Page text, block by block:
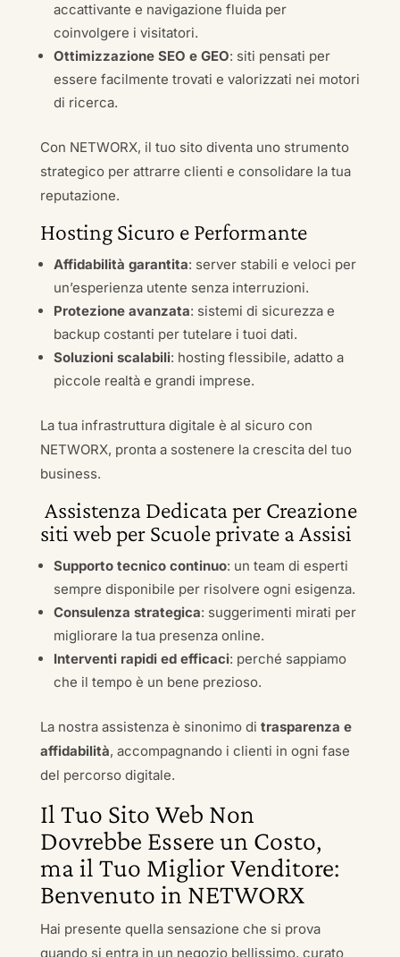
accattivante e navigazione fluida per
coinvolgere i visitatori.
Ottimizzazione SEO e GEO: siti pensati per
essere facilmente trovati e valorizzati nei motori
di ricerca.
Con NETWORX, il tuo sito diventa uno strumento
strategico per attrarre clienti e consolidare la tua
reputazione.
Hosting Sicuro e Performante
Affidabilità garantita: server stabili e veloci per
un’esperienza utente senza interruzioni.
Protezione avanzata: sistemi di sicurezza e
backup costanti per tutelare i tuoi dati.
Soluzioni scalabili: hosting flessibile, adatto a
piccole realtà e grandi imprese.
La tua infrastruttura digitale è al sicuro con
NETWORX, pronta a sostenere la crescita del tuo
business.
Assistenza Dedicata per Creazione
siti web per Scuole private a Assisi
Supporto tecnico continuo: un team di esperti
sempre disponibile per risolvere ogni esigenza.
Consulenza strategica: suggerimenti mirati per
migliorare la tua presenza online.
Interventi rapidi ed efficaci: perché sappiamo
che il tempo è un bene prezioso.
La nostra assistenza è sinonimo di trasparenza e
affidabilità, accompagnando i clienti in ogni fase
del percorso digitale.
Il Tuo Sito Web Non
Dovrebbe Essere un Costo,
ma il Tuo Miglior Venditore:
Benvenuto in NETWORX
Hai presente quella sensazione che si prova
quando si entra in un negozio bellissimo, curato